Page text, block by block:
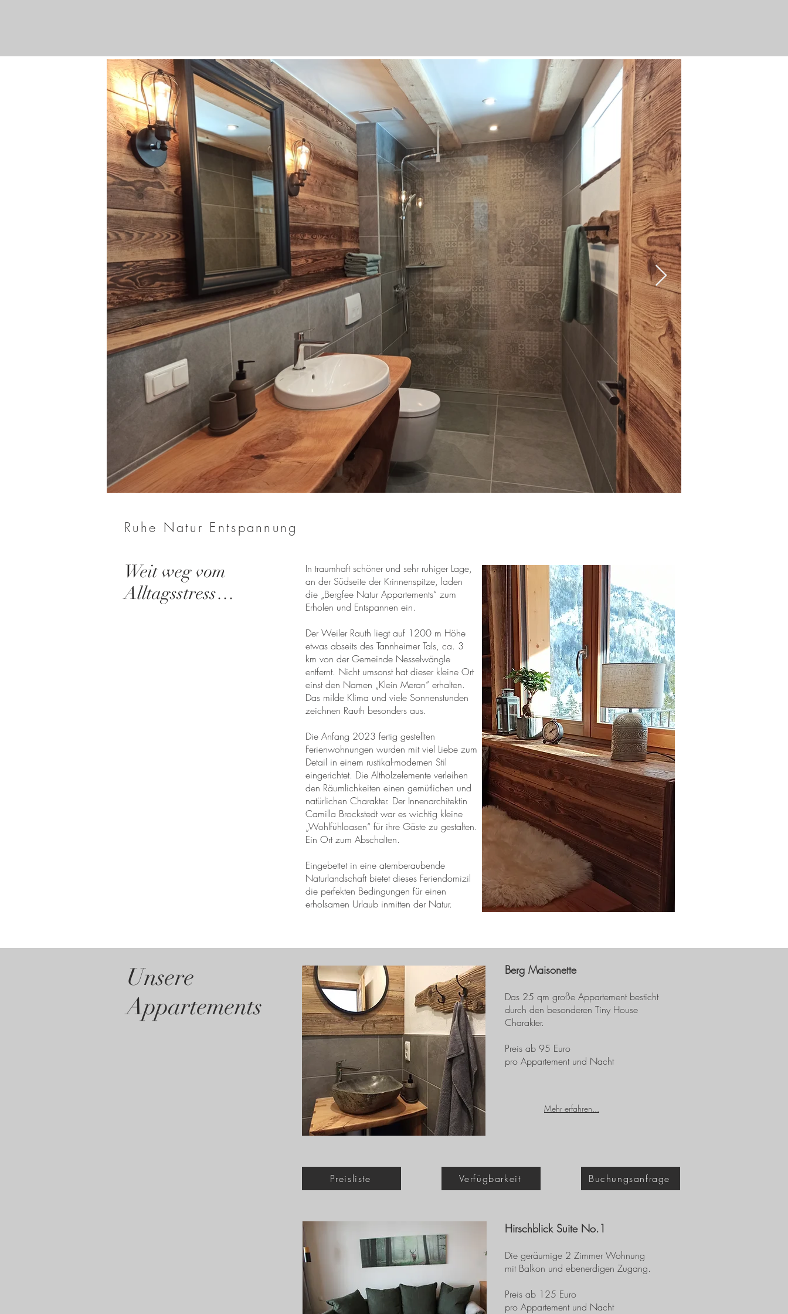
Ruhe Natur Entspannung
Weit weg vom
Alltagsstress…
In traumhaft schöner und sehr ruhiger Lage,
an der Südseite der Krinnenspitze, laden
die „Bergfee Natur Appartements“ zum
Erholen und Entspannen ein.
Der Weiler Rauth liegt auf 1200 m Höhe
etwas abseits des Tannheimer Tals, ca. 3
km von der Gemeinde Nesselwängle
entfernt. Nicht umsonst hat dieser kleine Ort
einst den Namen „Klein Meran“ erhalten.
Das milde Klima und viele Sonnenstunden
zeichnen Rauth besonders aus.
Die Anfang 2023 fertig gestellten
Ferienwohnungen wurden mit viel Liebe zum
Detail in einem rustikal-modernen Stil
eingerichtet. Die Altholzelemente verleihen
den Räumlichkeiten einen gemütlichen und
natürlichen Charakter. Der Innenarchitektin
Camilla Brockstedt war es wichtig kleine
„Wohlfühloasen“ für ihre Gäste zu gestalten.
Ein Ort zum Abschalten.
Eingebettet in eine atemberaubende
Naturlandschaft bietet dieses Feriendomizil
die perfekten Bedingungen für einen
erholsamen Urlaub inmitten der Natur.
Unsere
Appartements
Berg Maisonette
Das 25 qm große Appartement besticht
durch den besonderen Tiny House
Charakter.
Preis ab 95 Euro
pro Appartement und Nacht
Mehr erfahren...
Preisliste Verfügbarkeit Buchungsanfrage
Hirschblick Suite No.1
Die geräumige 2 Zimmer Wohnung
mit Balkon und ebenerdigen Zugang.
Preis ab 125 Euro
pro Appartement und Nacht